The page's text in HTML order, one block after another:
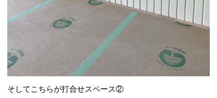
そしてこちらが打合せスペース②